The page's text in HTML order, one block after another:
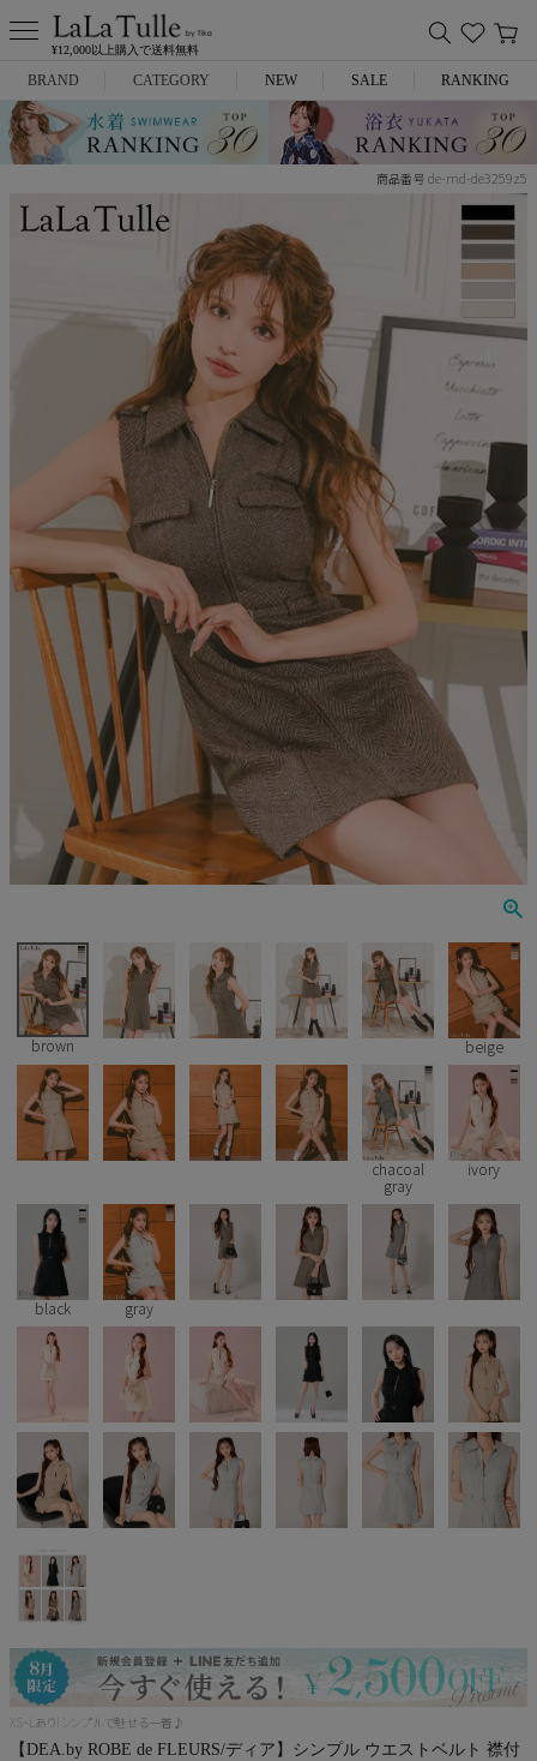
¥12,000以上購入で送料無料
BRAND
Anella
Veautt
PURESS
Andy
GLAMOROUS
JENNNY
COMEX
Rechercher
Pleaser
CATEGORY
ミニドレス
ランジェリー
コスプレ
水着
浴衣
NEW SALE RANKING
商品番号 de-md-de3259z5
brown beige
chacoal
gray
ivory
black gray
XS~Lあり!シンプルで魅せる一着♪
【DEA.by ROBE de FLEURS/ディア】シンプル ウエストベルト 襟付